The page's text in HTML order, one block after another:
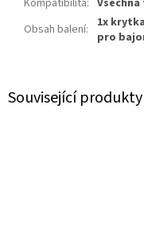
Související produkty
Kompatibilita:
Obsah balení:
1x
pro